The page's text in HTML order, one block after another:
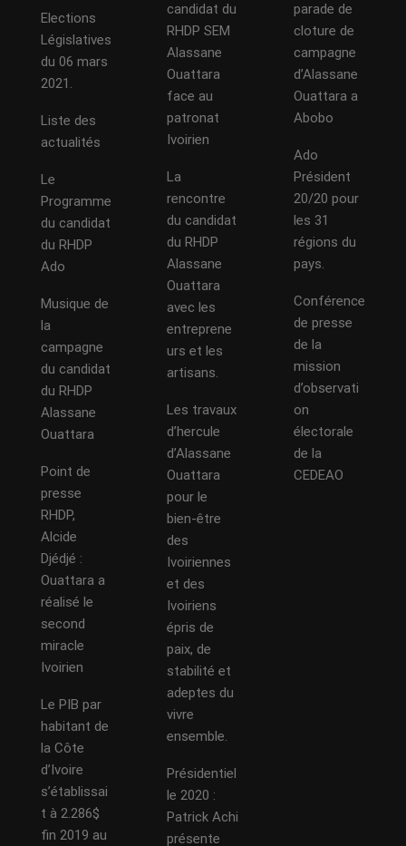
Elections
Législatives
du 06 mars
2021.
Liste des
actualités
Le
Programme
du candidat
du RHDP
Ado
Musique de
la
campagne
du candidat
du RHDP
Alassane
Ouattara
Point de
presse
RHDP,
Alcide
Djédjé :
Ouattara a
réalisé le
second
miracle
Ivoirien
Le PIB par
habitant de
la Côte
d’Ivoire
s’établissai
t à 2.286$
fin 2019 au
candidat du
RHDP SEM
Alassane
Ouattara
face au
patronat
Ivoirien
La
rencontre
du candidat
du RHDP
Alassane
Ouattara
avec les
entreprene
urs et les
artisans.
Les travaux
d’hercule
d’Alassane
Ouattara
pour le
bien-être
des
Ivoiriennes
et des
Ivoiriens
épris de
paix, de
stabilité et
adeptes du
vivre
ensemble.
Présidentiel
le 2020 :
Patrick Achi
présente
parade de
cloture de
campagne
d’Alassane
Ouattara a
Abobo
Ado
Président
20/20 pour
les 31
régions du
pays.
Conférence
de presse
de la
mission
d’observati
on
électorale
de la
CEDEAO